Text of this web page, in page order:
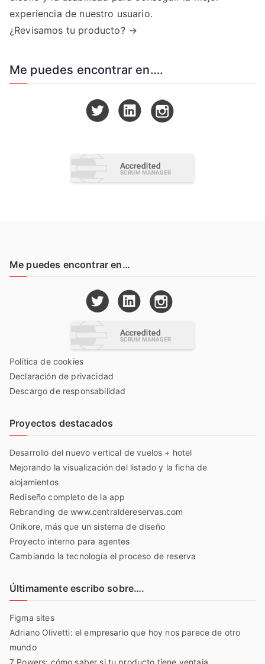
experiencia de nuestro usuario.
¿Revisamos tu producto? →
Me puedes encontrar en….
Me puedes encontrar en…
Política de cookies
Declaración de privacidad
Descargo de responsabilidad
Proyectos destacados
Desarrollo del nuevo vertical de vuelos + hotel
Mejorando la visualización del listado y la ficha de
alojamientos
Rediseño completo de la app
Rebranding de www.centraldereservas.com
Onikore, más que un sistema de diseño
Proyecto interno para agentes
Cambiando la tecnología el proceso de reserva
Últimamente escribo sobre….
Figma sites
Adriano Olivetti: el empresario que hoy nos parece de otro
mundo